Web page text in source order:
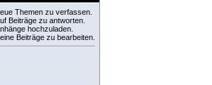
Themen zu verfassen.
Beiträge zu antworten.
hochzuladen.
Beiträge zu bearbeiten.